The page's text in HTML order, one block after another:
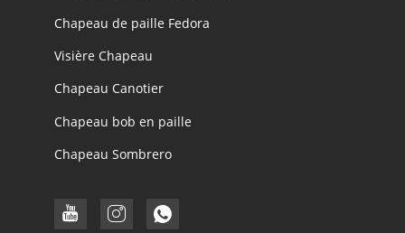
Chapeau de paille Fedora
Visière Chapeau
Chapeau Canotier
Chapeau bob en paille
Chapeau Sombrero